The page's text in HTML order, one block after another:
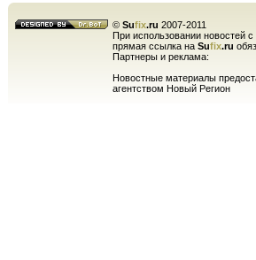
© Sufix.ru 2007-2011
При использовании новостей с
прямая ссылка на Sufix.ru
Партнеры и реклама:
Новостные материалы
агентством Новый Регион